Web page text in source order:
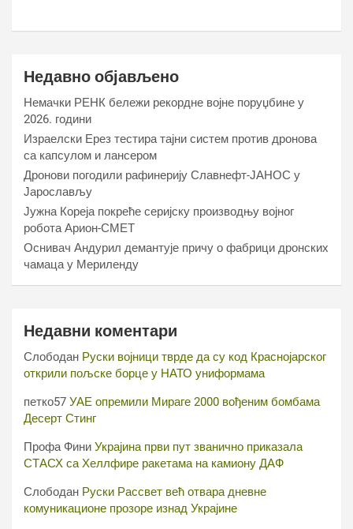
Недавно објављено
Немачки РЕНК бележи рекордне војне поруџбине у
2026. години
Израелски Ерез тестира тајни систем против дронова
са капсулом и лансером
Дронови погодили рафинерију Славнефт-ЈАНОС у
Јарослављу
Јужна Кореја покреће серијску производњу војног
робота Арион-СМЕТ
Оснивач Андурил демантује причу о фабрици дронских
чамаца у Мериленду
Недавни коментари
Слободан Руски војници тврде да су код Краснојарског
открили пољске борце у НАТО униформама
петко57 УАЕ опремили Мираге 2000 вођеним бомбама
Десерт Стинг
Профа Фини Украјина први пут званично приказала
СТАСХ са Хеллфире ракетама на камиону ДАФ
Слободан Руски Рассвет већ отвара дневне
комуникационе прозоре изнад Украјине